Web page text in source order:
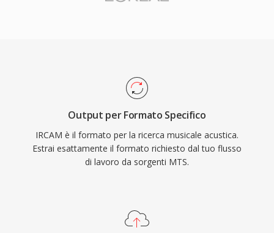
Output per Formato Specifico
IRCAM è il formato per la ricerca musicale acustica.
Estrai esattamente il formato richiesto dal tuo flusso
di lavoro da sorgenti MTS.